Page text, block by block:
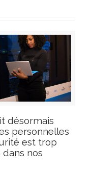
désormais
personnelles
est trop
nos